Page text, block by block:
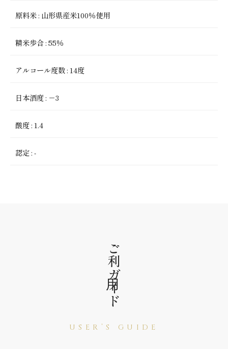
シ
リ
ー
原料米: 山形県産米100％使用
精米歩合:55％
アルコール度数: 14度
日本酒度: －3
酸度: 1.4
認定:-
ご利⽤ガイド
USER’S GUIDE